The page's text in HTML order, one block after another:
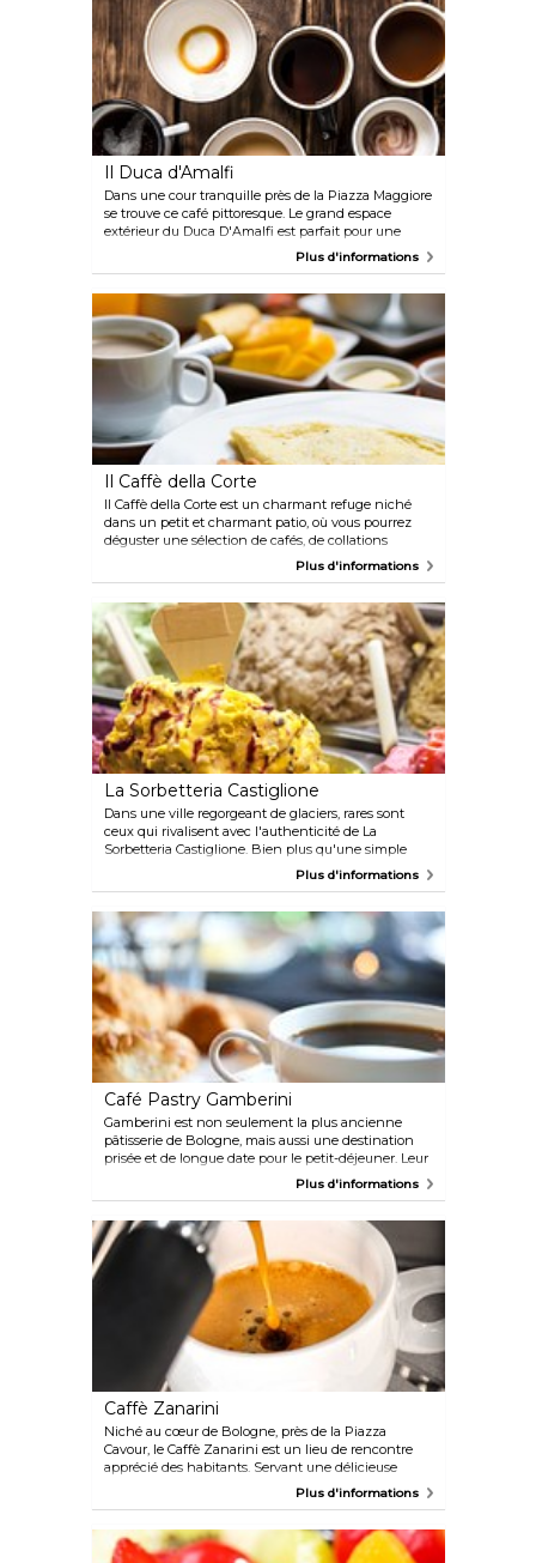
Il Duca d'Amalfi
Dans une cour tranquille près de la Piazza Maggiore
se trouve ce café pittoresque. Le grand espace
extérieur du Duca D'Amalfi est parfait pour une
tasse de café relaxante ou énergisante. En effet,
Plus d'informations
Il Caffè della Corte
Il Caffè della Corte est un charmant refuge niché
dans un petit et charmant patio, où vous pourrez
déguster une sélection de cafés, de collations
Plus d'informations
La Sorbetteria Castiglione
Dans une ville regorgeant de glaciers, rares sont
ceux qui rivalisent avec l'authenticité de La
Sorbetteria Castiglione. Bien plus qu'une simple
gelateria, c'est une institution respectéePlus d'informations
Café Pastry Gamberini
Gamberini est non seulement la plus ancienne
pâtisserie de Bologne, mais aussi une destination
prisée et de longue date pour le petit-déjeuner. Leur
menu propose une sélection infinie de pâtisseries,
italien épais.
Plus d'informations
Caffè Zanarini
Niché au cœur de Bologne, près de la Piazza
Cavour, le Caffè Zanarini est un lieu de rencontre
apprécié des habitants. Servant une délicieuse
gamme de cafés, de pâtisseries et de gâteaux, il est
apéritifs en soirée.
Plus d'informations